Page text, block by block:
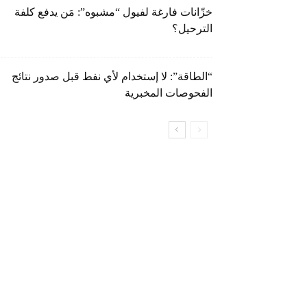
خزّانات فارغة لفيول “مشبوه”: مَن يدفع كلفة
الترحيل؟
“الطاقة”: لا إستخدام لأي نفط قبل صدور نتائج
الفحوصات المخبرية